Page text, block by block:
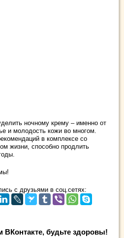
ночному крему – именно от
и молодость кожи во многом.
в комплексе со
жизни, способно продлить
с друзьями в соц.сетях:
ВКонтакте, будьте здоровы!